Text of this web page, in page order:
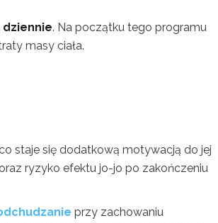
dziennie. Na początku tego programu
masy ciała.
staje się dodatkową motywacją do jej
ryzyko efektu jo-jo po zakończeniu
przy zachowaniu